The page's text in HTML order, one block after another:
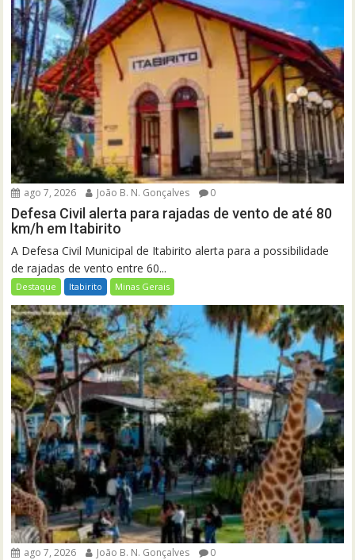
ago 7, 2026 João B. N. Gonçalves 0
Defesa Civil alerta para rajadas de vento de até 80
km/h em Itabirito
A Defesa Civil Municipal de Itabirito alerta para a possibilidade
de rajadas de vento entre 60...
Destaque Itabirito Minas Gerais
ago 7, 2026 João B. N. Gonçalves 0